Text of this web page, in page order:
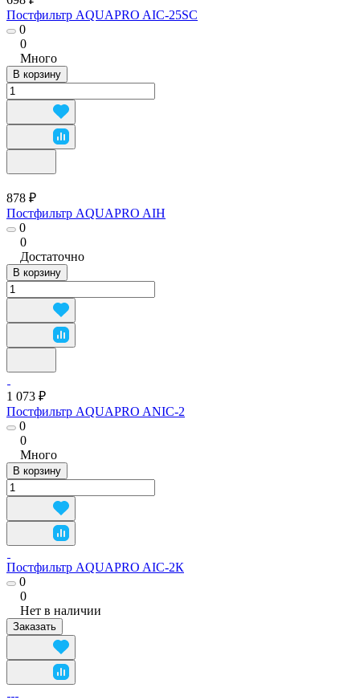
Постфильтр AQUAPRO AIC-25SC
0
0
Много
В корзину
878 ₽
Постфильтр AQUAPRO AIH
0
0
Достаточно
В корзину
1 073 ₽
Постфильтр AQUAPRO ANIC-2
0
0
Много
В корзину
Постфильтр AQUAPRO AIC-2К
0
0
Нет в наличии
Заказать